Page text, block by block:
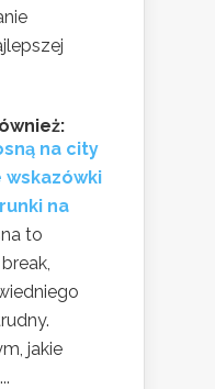
na city
na
to
jakie